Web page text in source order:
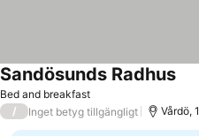
Bed and breakfast
Sandösunds RadhusSe
/ Inget betyg tillgängligt Vårdö,